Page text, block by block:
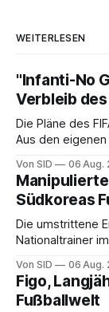
WEITERLESEN
"Infanti-No
Verbleib des
Die Pläne des
Aus den
Von SID 06 Aug.
Südkoreas
Die umstrittene
Nationaltrainer
Von SID 06 Aug.
Figo,
Fußballwelt